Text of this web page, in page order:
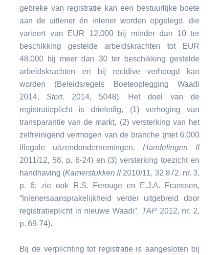
gebreke van registratie kan een bestuurlijke boete
aan de uitlener én inlener worden opgelegd, die
varieert van EUR 12.000 bij minder dan 10 ter
beschikking gestelde arbeidskrachten tot EUR
48.000 bij meer dan 30 ter beschikking gestelde
arbeidskrachten en bij recidive verhoogd kan
worden (Beleidsregels Boeteoplegging Waadi
2014,Stcrt. 2014, 5048). Het doel van de
registratieplicht is drieledig, (1) verhoging van
transparantie van de markt, (2) versterking van het
zelfreinigend vermogen van de branche (met 6.000
illegale uitzendondernemingen, Handelingen II
2011/12, 58, p. 6-24) en (3) versterking toezicht en
handhaving (Kamerstukken II2010/11, 32 872, nr. 3,
p. 6; zie ook R.S. Ferouge en E.J.A. Franssen,
“Inlenersaansprakelijkheid verder uitgebreid door
registratieplicht in nieuwe Waadi”, TAP2012, nr. 2,
p. 69-74).
Bij de verplichting tot registratie is aangesloten bij